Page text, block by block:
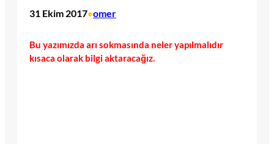
31 Ekim 2017•omer
Bu yazımızda arı sokmasında neler yapılmalıdır
kısaca olarak bilgi aktaracağız.